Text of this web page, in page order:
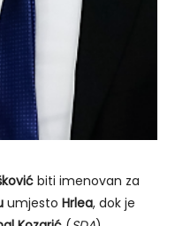
biti imenovan za
umjesto Hrlea, dok je